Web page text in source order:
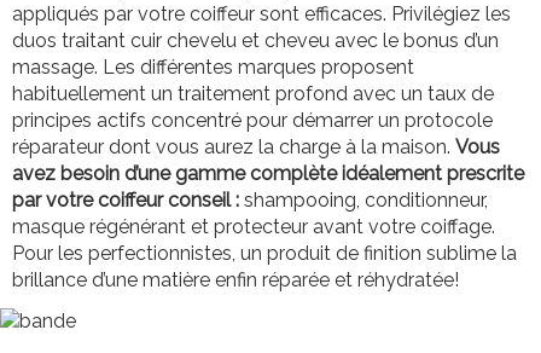
appliqués par votre coiffeur sont efficaces. Privilégiez les
duos traitant cuir chevelu et cheveu avec le bonus d’un
massage. Les différentes marques proposent
habituellement un traitement profond avec un taux de
principes actifs concentré pour démarrer un protocole
réparateur dont vous aurez la charge à la maison. Vous
avez besoin d’une gamme complète idé­alement prescrite
par votre coiffeur conseil : shampooing, conditionneur,
masque régénérant et protecteur avant votre coiffage.
Pour les perfectionnistes, un produit de finition sublime la
brillance d’une matière enfin réparée et réhydratée!